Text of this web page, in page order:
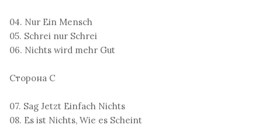
04. Nur Ein Mensch
05. Schrei nur Schrei
06. Nichts wird mehr Gut
Сторона C
07. Sag Jetzt Einfach Nichts
08. Es ist Nichts, Wie es Scheint